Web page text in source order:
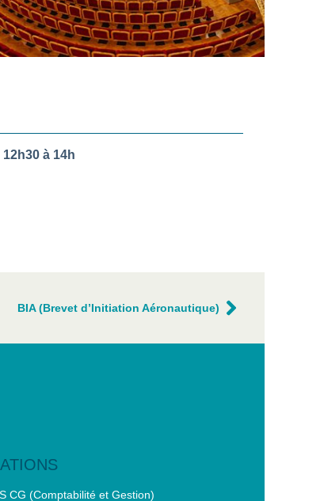
à 14h
BIA (Brevet d’Initiation Aéronautique)
CG (Comptabilité et Gestion)